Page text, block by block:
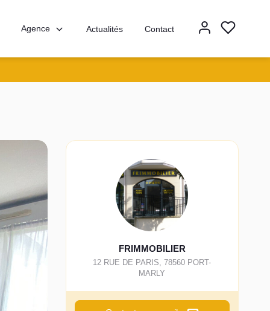
Agence Actualités Contact
FRIMMOBILIER
12 RUE DE PARIS,78560 PORT-
MARLY